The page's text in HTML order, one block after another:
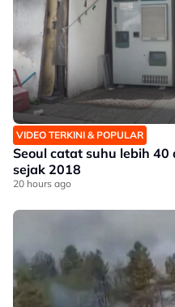
VIDEO TERKINI & POPULAR
Seoul catat suhu lebih 40
sejak 2018
20 hours ago